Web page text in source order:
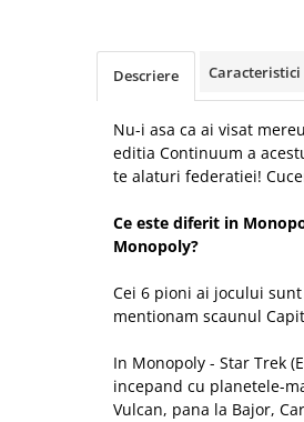
Descriere Caracteristici
Nu-i asa ca ai visat
editia Continuum a
te alaturi federatiei!
Ce este diferit in
Monopoly?
Cei 6 pioni ai jocului
mentionam scaunul
In Monopoly - Star Trek
incepand cu planetele-
Vulcan, pana la Bajor,